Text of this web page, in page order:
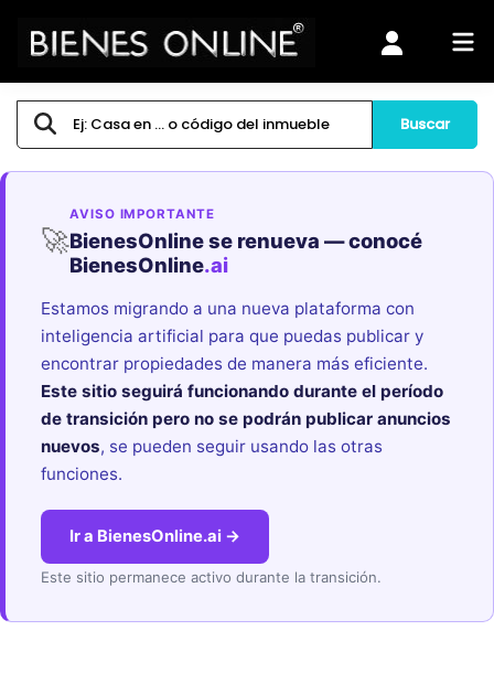
Buscar
🚀
AVISO IMPORTANTE
BienesOnline se renueva — conocé
BienesOnline.ai
Estamos migrando a una nueva plataforma con
inteligencia artificial para que puedas publicar y
encontrar propiedades de manera más eficiente.
Este sitio seguirá funcionando durante el período
de transición pero no se podrán publicar anuncios
nuevos, se pueden seguir usando las otras
funciones.
Ir a BienesOnline.ai →
Este sitio permanece activo durante la transición.